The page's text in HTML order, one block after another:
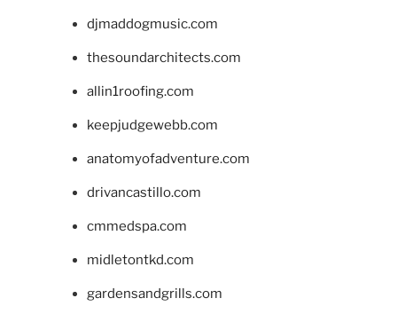
djmaddogmusic.com
thesoundarchitects.com
allin1roofing.com
keepjudgewebb.com
anatomyofadventure.com
drivancastillo.com
cmmedspa.com
midletontkd.com
gardensandgrills.com